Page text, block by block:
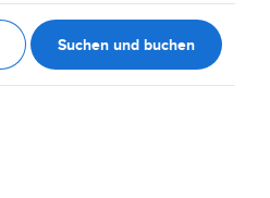
Suchen und buchen